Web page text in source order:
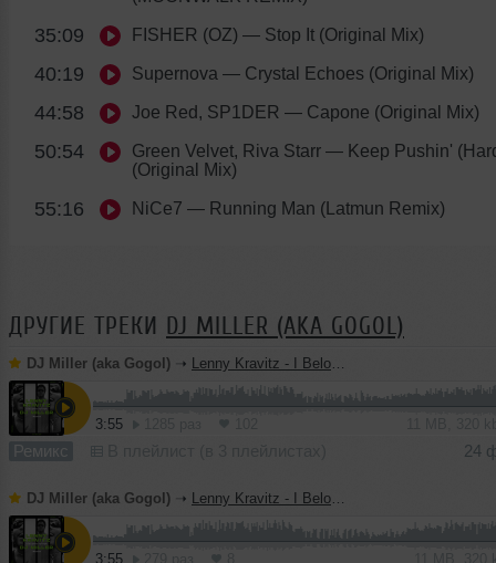
35:09 FISHER (OZ) — Stop It (Original Mix)
40:19 Supernova — Crystal Echoes (Original Mix)
44:58 Joe Red, SP1DER — Capone (Original Mix)
50:54 Green Velvet, Riva Starr — Keep Pushin'
(Original Mix)
55:16 NiCe7 — Running Man (Latmun Remix)
ДРУГИЕ ТРЕКИ DJ MILLER (AKA GOGOL)
DJ Miller (aka Gogol) ➝ Lenny Kravitz - I Belong To You (DJ Miller Remix)
3:55
Ремикс 24
DJ Miller (aka Gogol) ➝ Lenny Kravitz - I Belong To You (DJ Miller Dub Mix)
3:55